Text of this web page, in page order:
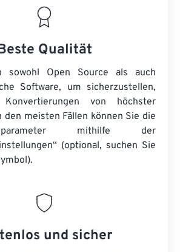
Qualität
sowohl Open Source als auch
Software, um sicherzustellen,
von höchster
den meisten Fällen können Sie die
mithilfe der
(optional, suchen Sie
und sicher